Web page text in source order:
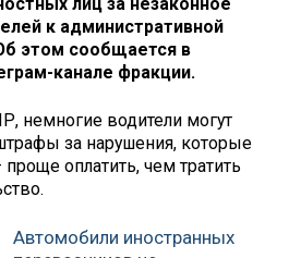
к административной
этом сообщается в
канале фракции.
немногие водители могут
за нарушения, которые
оплатить, чем тратить
Автомобили иностранных